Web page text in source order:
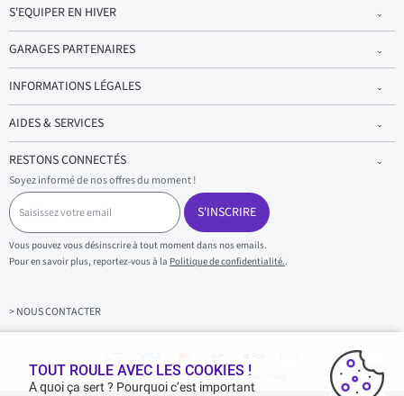
S'EQUIPER EN HIVER
GARAGES PARTENAIRES
INFORMATIONS LÉGALES
AIDES & SERVICES
RESTONS CONNECTÉS
Soyez informé de nos offres du moment !
S
a
i
s
i
s
z
v
S'INSCRIRE
Vous pouvez vous désinscrire à tout moment dans nos emails.
Pour en savoir plus, reportez-vous à la Politique de confidentialité..
> NOUS CONTACTER
Achats & paiements 100% sécurisés
TOUT ROULE AVEC LES COOKIES !
A quoi ça sert ? Pourquoi c’est important